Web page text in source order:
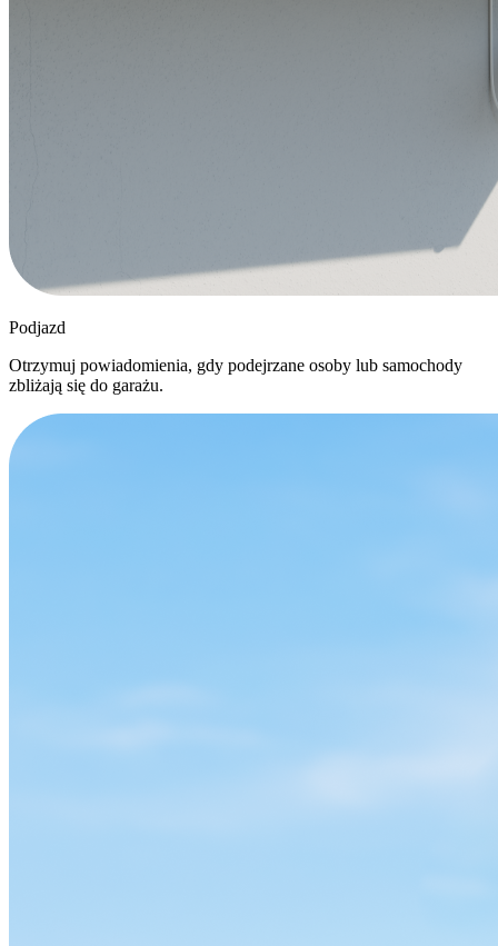
Podjazd
Otrzymuj powiadomienia, gdy podejrzane osoby lub samochody
zbliżają się do garażu.